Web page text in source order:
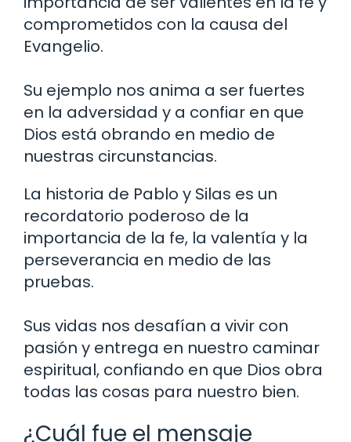
comprometidos con la causa del
Evangelio.
Su ejemplo nos anima a ser fuertes
en la adversidad y a confiar en que
Dios está obrando en medio de
nuestras circunstancias.
La historia de Pablo y Silas es un
recordatorio poderoso de la
importancia de la fe, la valentía y la
perseverancia en medio de las
pruebas.
Sus vidas nos desafían a vivir con
pasión y entrega en nuestro caminar
espiritual, confiando en que Dios obra
todas las cosas para nuestro bien.
¿Cuál fue el mensaje